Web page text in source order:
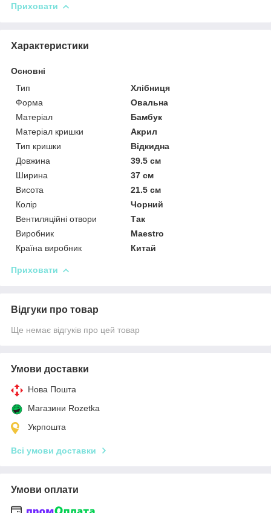
Приховати
Характеристики
Основні
Тип
Хлібниця
Форма
Овальна
Матеріал
Бамбук
Матеріал кришки
Акрил
Тип кришки
Відкидна
Довжина
39.5 см
Ширина
37 см
Висота
21.5 см
Колір
Чорний
Вентиляційні отвори
Так
Виробник
Maestro
Країна виробник
Китай
Приховати
Відгуки про товар
Ще немає відгуків про цей товар
Умови доставки
Нова Пошта
Магазини Rozetka
Укрпошта
Всі умови доставки
Умови оплати